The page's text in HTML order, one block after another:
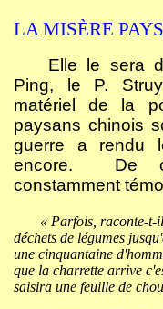
LA MISÈRE
Elle le sera
Ping, le P.
matériel de la
paysans chinois
guerre a rendu
encore.
De
constamment
« Parfois, raconte-t-
déchets de légumes
une cinquantaine
que la charrette arrive
saisira une feuille de